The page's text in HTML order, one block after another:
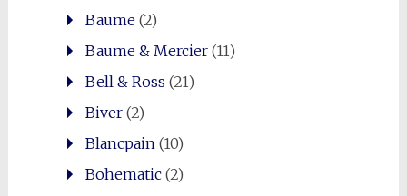
Baume(2)
Baume & Mercier(11)
Bell & Ross (21)
Biver(2)
Blancpain(10)
Bohematic(2)